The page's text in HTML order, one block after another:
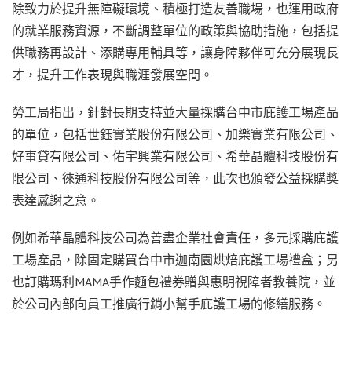
除致力於提升無障礙環境、積極打造友善職場，也運用政府
的就業服務資源，不斷調整單位的政策與協助措施，包括提
供職務再設計、添購專用輔具等，讓身障夥伴可充分展現長
才，提升工作表現與職涯發展空間。
勞工局指出，針對長期支持並大量採購台中市庇護工場產品
的單位，包括世鈺實業股份有限公司、加樂實業有限公司、
好事貸有限公司、佑宇興業有限公司、希華晶體科技股份有
限公司、徠通科技股份有限公司等，此次也頒發公益採購獎
表達感謝之意。
例如希華晶體科技公司為善盡企業社會責任，多元採購庇護
工場產品，除固定購買台中市迦南園烘焙庇護工場禮盒；另
也訂購瑪利MAMA手作麵包禮券贈與惠明視障者教養院，並
於公司內部向員工推廣行銷小幫手庇護工場的修繕服務。